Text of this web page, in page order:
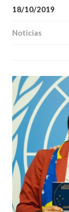
18/10/2019
Noticias